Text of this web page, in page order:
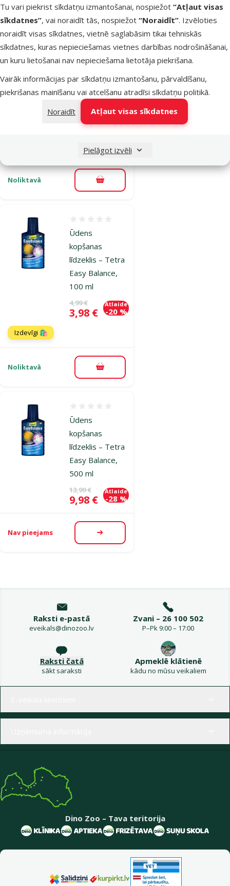
Tu vari piekrist sīkdatņu izmantošanai, nospiežot “Atļaut visas
sīkdatnes”, vai noraidīt tās, nospiežot “Noraidīt”. Izvēloties
noraidīt visas sīkdatnes, vietnē saglabāsim tikai tehniskās
sīkdatnes, kuras nepieciešamas vietnes darbības nodrošināšanai,
un kuru lietošanai nav nepieciešama lietotāja piekrišana.
Vairāk informācijas par sīkdatņu izmantošanu, pārvaldīšanu,
piekrišanas mainīšanu vai atcelšanu atradīsi sīkdatņu politikā.
Noraidīt
Atļaut visas sīkdatnes
Pielāgot izvēli
Ūdens
kopšanas l­
Easy Balance,
250 ml
Atsauksmes 0%
Oriģinālā cena
8,99 €
Cena
6,98 € -22 %
Noliktavā Pievienot grozam
Ūdens
kopšanas
līdzeklis – Tetra
Easy Balance,
100 ml
Oriģinālā cena
4,99 €
Cena
3,98 €
Atlaide
-20 %
Izdevīgi 🛍️
Noliktavā Pievienot grozam
Ūdens
kopšanas
līdzeklis – Tetra
Easy Balance,
500 ml
Oriģinālā cena
13,99 €
Cena
9,98 €
Atlaide
-28 %
Nav pieejams Apskatīt
Raksti e-pastā
eveikals@dinozoo.lv
Zvani – 26 100 502
P–Pk 9:00 – 17:00
Raksti čatā
sākt saraksti
Apmeklē klātienē
kādu no mūsu veikaliem
Dino Zoo – Tava teritorija